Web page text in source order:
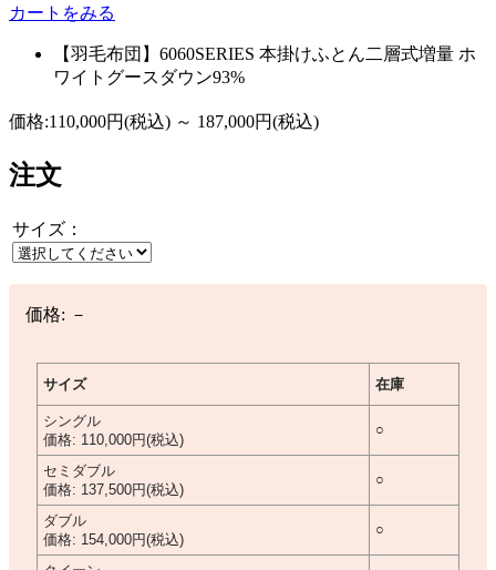
カートをみる
【羽毛布団】6060SERIES 本掛けふとん二層式増量 ホ
ワイトグースダウン93%
価格:110,000円(税込) ～ 187,000円(税込)
注文
サイズ：
価格: －
サイズ 在庫
シングル
価格: 110,000円(税込)
○
セミダブル
価格: 137,500円(税込)
○
ダブル
価格: 154,000円(税込)
○